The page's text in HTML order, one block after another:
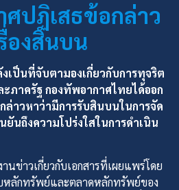
ปฏิเสธข้อกล่าว
องสินบน
เป็นที่จับตามองเกี่ยวกับการทุจริต
ะภาครัฐ กองทัพอากาศไทยได้ออก
ล่าวหาว่ามีการรับสินบนในการจัด
ยันถึงความโปร่งใสในการดำเนิน
นข่าวเกี่ยวกับเอกสารที่เผยแพร่โดย
หลักทรัพย์และตลาดหลักทรัพย์ของ